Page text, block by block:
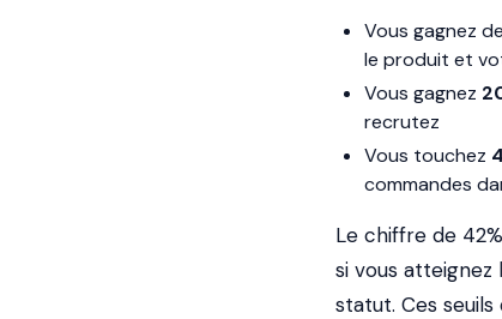
Vous gagnez
le produit et
Vous gagnez
recrutez
Vous touchez
commandes
Le chiffre de
si vous atteignez
statut. Ces